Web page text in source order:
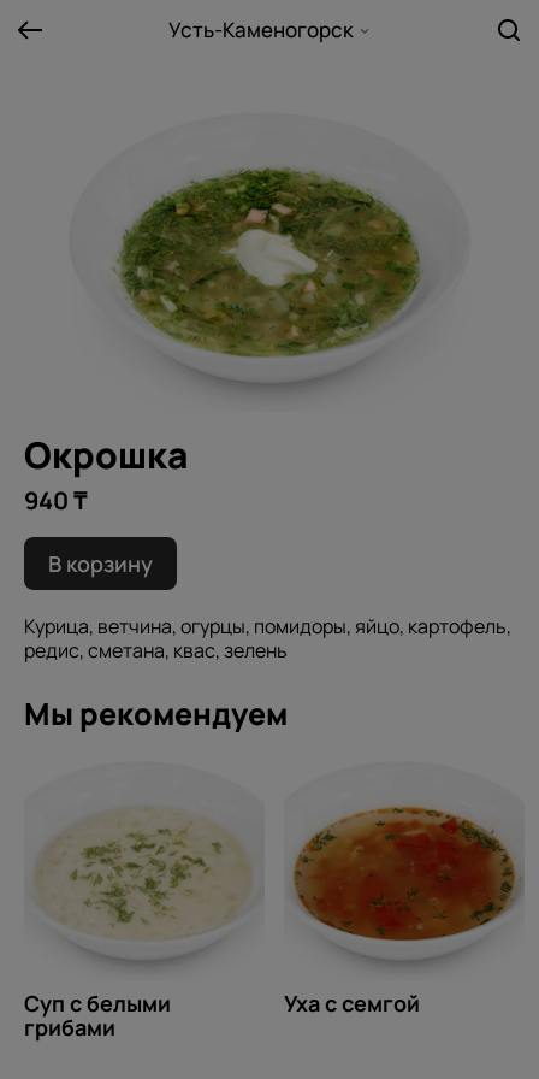
Усть-Каменогорск
Окрошка
940 ₸
В корзину
Курица, ветчина, огурцы, помидоры, яйцо, картофель,
редис, сметана, квас, зелень
Мы рекомендуем
Суп с белыми
грибами
Уха с семгой